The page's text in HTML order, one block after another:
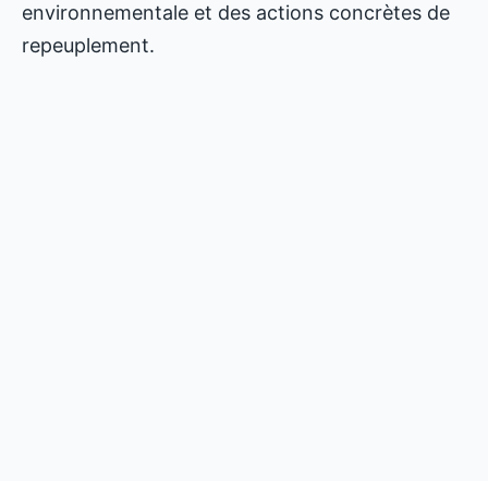
environnementale et des actions concrètes de
repeuplement.